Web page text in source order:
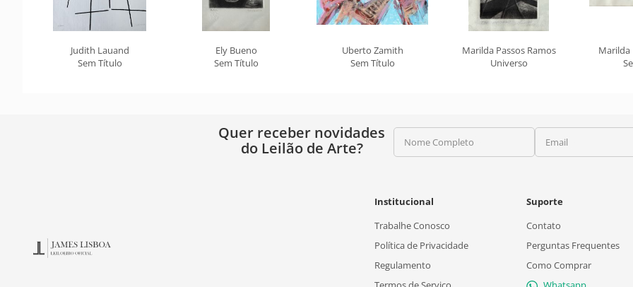
Judith Lauand
Sem Título
Ely Bueno
Sem Título
Uberto Zamith
Sem Título
Marilda Passos Ramos
Universo
Marilda
Quer receber novidades
do Leilão de Arte?
Nome Completo Email
Institucional
Trabalhe Conosco
Política de Privacidade
Regulamento
Suporte
Contato
Perguntas Frequentes
Como Comprar